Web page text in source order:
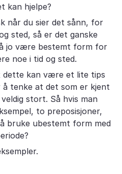
kan hjelpe?
når du sier det sånn, for
sted, så er det ganske
jo være bestemt form for
noe i tid og sted.
dette kan være et lite tips
tenke at det som er kjent
stort. Så hvis man
to preposisjoner,
bruke ubestemt form med